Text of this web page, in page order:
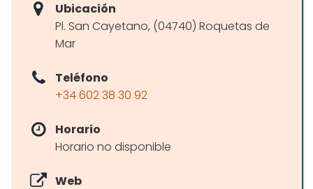
Ubicación
Pl. San Cayetano, (04740) Roquetas de
Mar
Teléfono
+34 602 38 30 92
Horario
Horario no disponible
Web